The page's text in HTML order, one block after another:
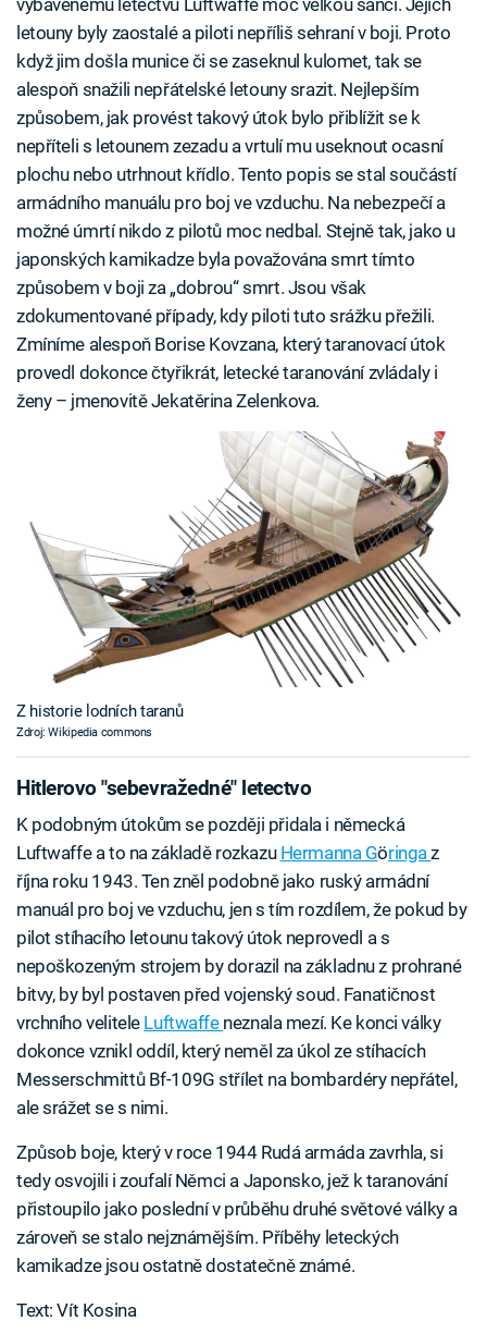
letouny byly zaostalé a piloti nepříliš sehraní v boji. Proto
když jim došla munice či se zaseknul kulomet, tak se
alespoň snažili nepřátelské letouny srazit. Nejlepším
způsobem, jak provést takový útok bylo přiblížit se k
nepříteli s letounem zezadu a vrtulí mu useknout ocasní
plochu nebo utrhnout křídlo. Tento popis se stal součástí
armádního manuálu pro boj ve vzduchu. Na nebezpečí a
možné úmrtí nikdo z pilotů moc nedbal. Stejně tak, jako u
japonských kamikadze byla považována smrt tímto
způsobem v boji za „dobrou“ smrt. Jsou však
zdokumentované případy, kdy piloti tuto srážku přežili.
Zmíníme alespoň Borise Kovzana, který taranovací útok
provedl dokonce čtyřikrát, letecké taranování zvládaly i
ženy – jmenovitě Jekatěrina Zelenkova.
Z historie lodních taranů
Zdroj: Wikipedia commons
Hitlerovo "sebevražedné" letectvo
K podobným útokům se později přidala i německá
Luftwaffe a to na základě rozkazu Hermanna Göringaz
října roku 1943. Ten zněl podobně jako ruský armádní
manuál pro boj ve vzduchu, jen s tím rozdílem, že pokud by
pilot stíhacího letounu takový útok neprovedl a s
nepoškozeným strojem by dorazil na základnu z prohrané
bitvy, by byl postaven před vojenský soud. Fanatičnost
vrchního velitele Luftwaffe neznala mezí. Ke konci války
dokonce vznikl oddíl, který neměl za úkol ze stíhacích
Messerschmittů Bf-109G střílet na bombardéry nepřátel,
ale srážet se s nimi.
Způsob boje, který v roce 1944 Rudá armáda zavrhla, si
tedy osvojili i zoufalí Němci a Japonsko, jež k taranování
přistoupilo jako poslední v průběhu druhé světové války a
zároveň se stalo nejznámějším. Příběhy leteckých
kamikadze jsou ostatně dostatečně známé.
Text: Vít Kosina